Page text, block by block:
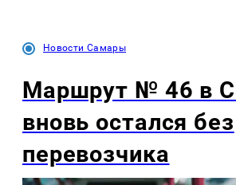
Новости Самары
Маршрут № 46 в
вновь остался без
перевозчика